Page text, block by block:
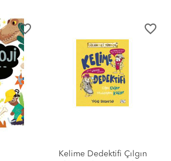
favorite_border favorite_border
Kelime Dedektifi Çılgın